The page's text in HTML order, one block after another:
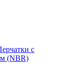
с
(NBR)